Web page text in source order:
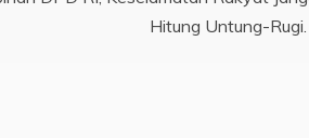
Hitung Untung-Rugi.